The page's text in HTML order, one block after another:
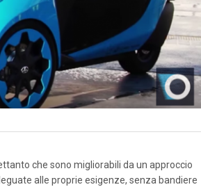
che sono migliorabili da un approccio
alle proprie esigenze, senza bandiere